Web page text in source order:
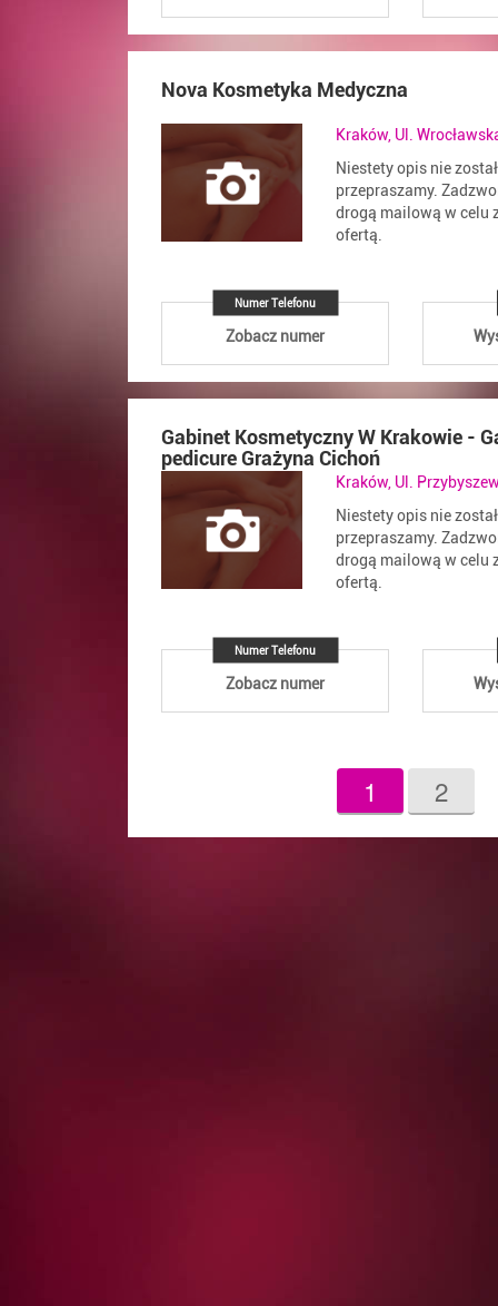
Nova Kosmetyka Medyczna
Kraków, Ul.
Niestety opis nie
przepraszamy.
drogą mailową w celu
ofertą.
Numer Telefonu
Zobacz numer
Gabinet Kosmetyczny W Krakowie -
pedicure Grażyna Cichoń
Kraków, Ul.
Niestety opis nie
przepraszamy.
drogą mailową w celu
ofertą.
Numer Telefonu
Zobacz numer
1 2